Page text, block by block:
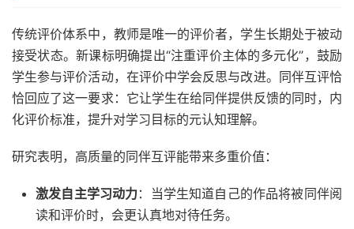
传统评价体系中，教师是唯一的评价者，学生长期处于被动
接受状态。新课标明确提出“注重评价主体的多元化”，鼓励
学生参与评价活动，在评价中学会反思与改进。同伴互评恰
恰回应了这一要求：它让学生在给同伴提供反馈的同时，内
化评价标准，提升对学习目标的元认知理解。
研究表明，高质量的同伴互评能带来多重价值：
激发自主学习动力：当学生知道自己的作品将被同伴阅
读和评价时，会更认真地对待任务。